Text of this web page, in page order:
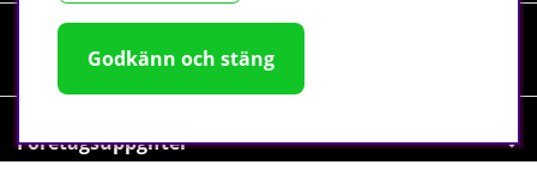
Sociala medier
Företagsuppgifter
Godkänn och stäng